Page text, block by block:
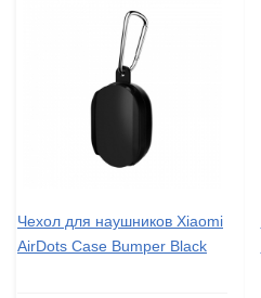
Чехол для наушников Xiaomi
AirDots Case Bumper Black